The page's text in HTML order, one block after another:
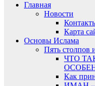
Главная
Новости
Карта
Основы Ислама
Пять столпов
ЧТО
Как